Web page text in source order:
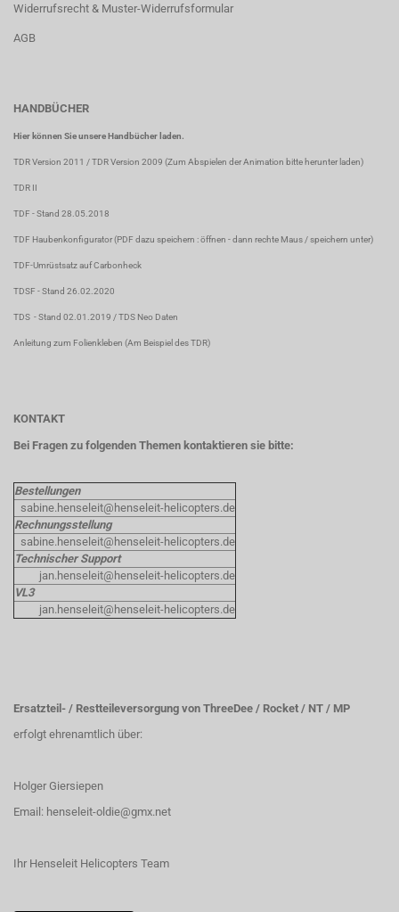
Widerrufsrecht & Muster-Widerrufsformular
AGB
HANDBÜCHER
Hier können Sie unsere Handbücher laden.
TDR Version 2011 /TDR Version 2009 (Zum Abspielen der Animation bitte herunter laden)
TDR II
TDF - Stand 28.05.2018
TDF Haubenkonfigurator(PDF dazu speichern : öffnen - dann rechte Maus / speichern unter)
TDF-Umrüstsatz auf Carbonheck
TDSF - Stand 26.02.2020
TDS - Stand 02.01.2019 /TDS Neo Daten
Anleitung zum Folienkleben (Am Beispiel des TDR)
KONTAKT
Bei Fragen zu folgenden Themen kontaktieren sie bitte:
Bestellungen
sabine.henseleit@henseleit-helicopters.de
Rechnungsstellung
sabine.henseleit@henseleit-helicopters.de
Technischer Support
jan.henseleit@henseleit-helicopters.de
VL3
jan.henseleit@henseleit-helicopters.de
Ersatzteil- / Restteileversorgung von ThreeDee / Rocket / NT / MP
erfolgt ehrenamtlich über:
Holger Giersiepen
Email: henseleit-oldie@gmx.net
Ihr Henseleit Helicopters Team